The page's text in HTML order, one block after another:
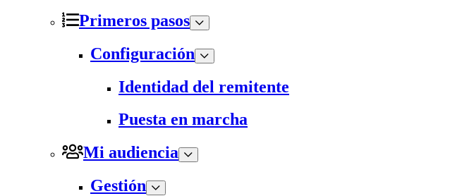
Primeros pasos
Configuración
Identidad del remitente
Puesta en marcha
Mi audiencia
Gestión